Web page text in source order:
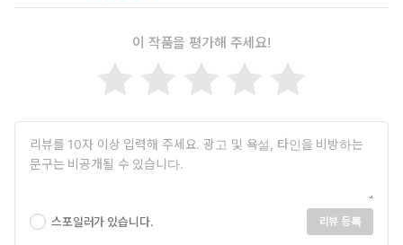
이 작품을 평가해 주세요!
스포일러가 있습니다. 리뷰 등록